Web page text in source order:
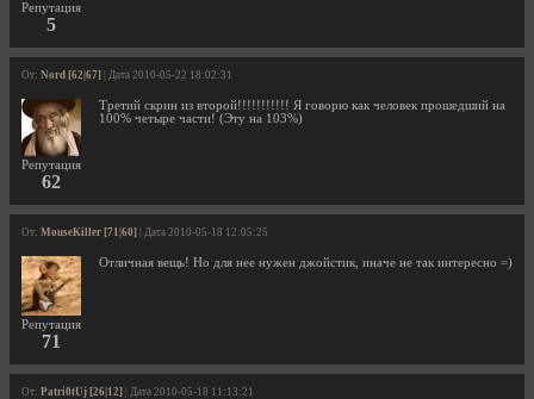
Репутация
5
От: Nord [62|67] | Дата 2010-05-22 18:02:31
Репутация
62
Третий скрин из второй!!!!!!!!!!! Я говорю как человек прошедший на
100% четыре части! (Эту на 103%)
От: MouseKiller [71|60] | Дата 2010-05-18 12:05:25
Репутация
71
Отличная вещь! Но для нее нужен джойстик, иначе не так интересно =)
От: Patri0tUj [26|12] | Дата 2010-05-18 11:13:21